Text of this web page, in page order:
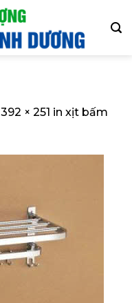
392 × 251 in xịt bấm